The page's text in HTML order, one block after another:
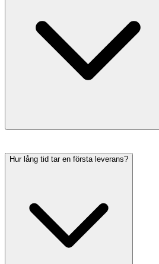
Hur lång tid tar en första leverans?